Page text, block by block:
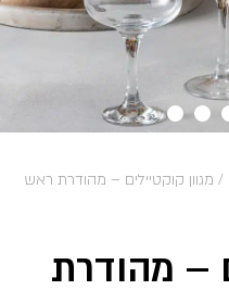
/ מגוון קוקטיילים – מהודרת ראש
– מהודרת